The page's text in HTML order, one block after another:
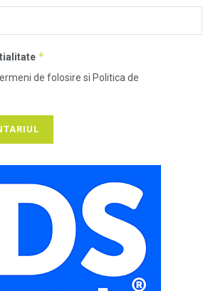
*
de folosire si Politica de